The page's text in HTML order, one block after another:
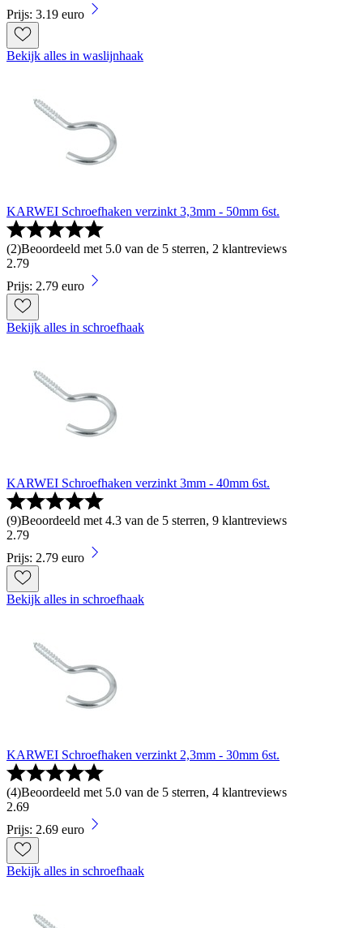
Prijs: 3.19 euro
Bekijk alles in waslijnhaak
KARWEI Schroefhaken verzinkt 3,3mm - 50mm 6st.
(2)Beoordeeld met 5.0 van de 5 sterren, 2 klantreviews
2.79
Prijs: 2.79 euro
Bekijk alles in schroefhaak
KARWEI Schroefhaken verzinkt 3mm - 40mm 6st.
(9)Beoordeeld met 4.3 van de 5 sterren, 9 klantreviews
2.79
Prijs: 2.79 euro
Bekijk alles in schroefhaak
KARWEI Schroefhaken verzinkt 2,3mm - 30mm 6st.
(4)Beoordeeld met 5.0 van de 5 sterren, 4 klantreviews
2.69
Prijs: 2.69 euro
Bekijk alles in schroefhaak